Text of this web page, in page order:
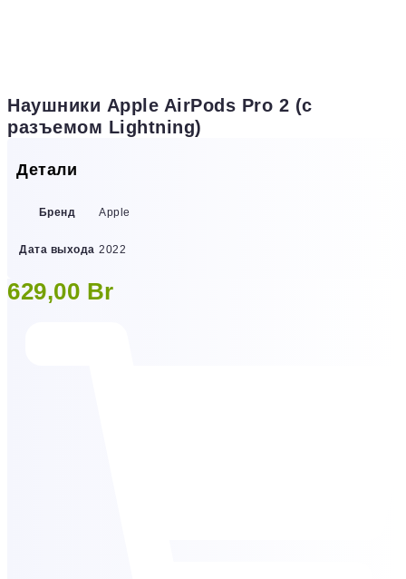
Наушники Apple AirPods Pro 2 (с
разъемом Lightning)
Детали
Бренд Apple
Дата выхода 2022
629,00 Br